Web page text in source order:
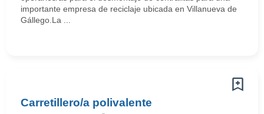
importante empresa de reciclaje ubicada en Villanueva de
Gállego.La ...
Carretillero/a polivalente